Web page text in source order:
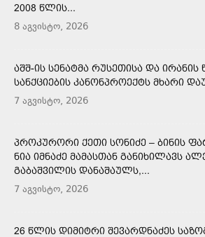
2008 ᲬᲚᲘᲡ...
8 აგვისტო, 2026
ᲐᲨᲨ-ᲘᲡ ᲡᲔᲜᲐᲢᲛᲐ ᲠᲣᲡᲔᲗᲘᲡᲐ ᲓᲐ ᲘᲠᲐᲜᲘᲡ
ᲡᲐᲜᲥᲪᲘᲔᲑᲘᲡ ᲙᲐᲜᲝᲜᲞᲠᲝᲔᲥᲢᲡ ᲛᲮᲐᲠᲘ
7 აგვისტო, 2026
ᲞᲠᲝᲙᲣᲠᲝᲠᲘ ᲥᲔᲗᲘ ᲡᲝᲜᲘᲫᲔ – ᲑᲘᲜᲘᲡ
ᲜᲘᲐ ᲘᲛᲜᲐᲫᲔ ᲛᲐᲛᲐᲡᲗᲐᲜ ᲒᲐᲜᲘᲮᲘᲚᲐᲕᲡ
ᲒᲐᲑᲐᲨᲕᲘᲚᲘᲡ ᲓᲐᲜᲐᲨᲐᲣᲚᲡ,...
7 აგვისტო, 2026
26 ᲬᲚᲘᲡ ᲓᲘᲛᲘᲢᲠᲘ ᲨᲔᲕᲐᲠᲓᲜᲐᲫᲔᲡ